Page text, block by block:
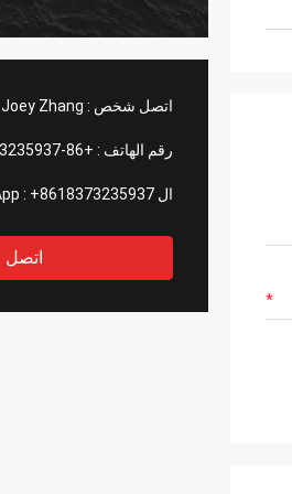
اتصل شخص : Joey Zhang
رقم الهاتف : +86-18373235937
ال WhatsApp : +8618373235937
اتصل